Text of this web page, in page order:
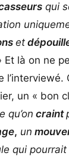
qui
et
Et là on ne
l’interviewé.
un « bon
qu’on craint
, un
qui